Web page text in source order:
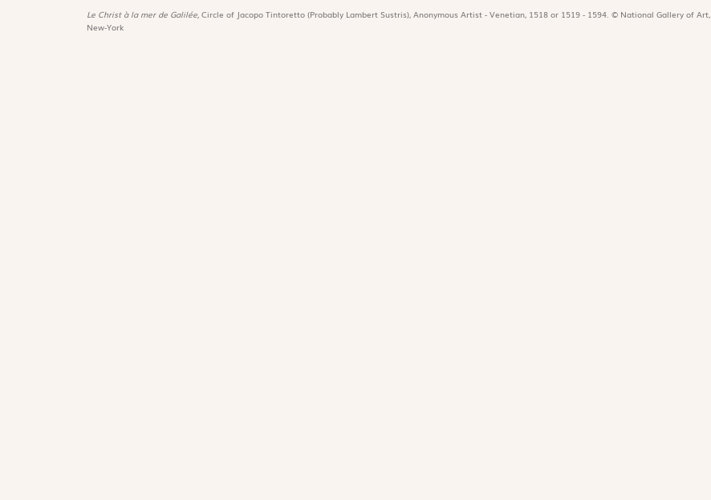
Le Christ à la mer de Galilée, Circle of Jacopo Tintoretto (Probably Lambert Sustris), Anonymous Artist - Venetian, 1518 or 1519 - 1594. © National Gallery of Art,
New-York